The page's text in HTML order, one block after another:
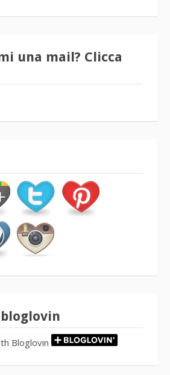
una mail? Clicca
Bloglovin